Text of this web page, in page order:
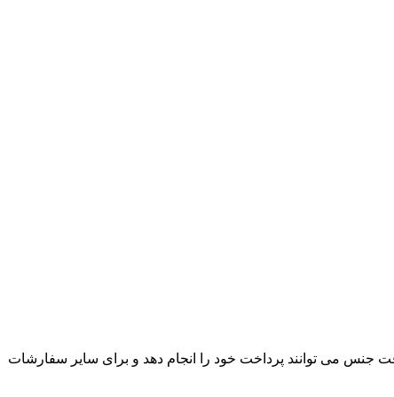
جنس می توانند پرداخت خود را انجام دهد و برای سایر سفارشات